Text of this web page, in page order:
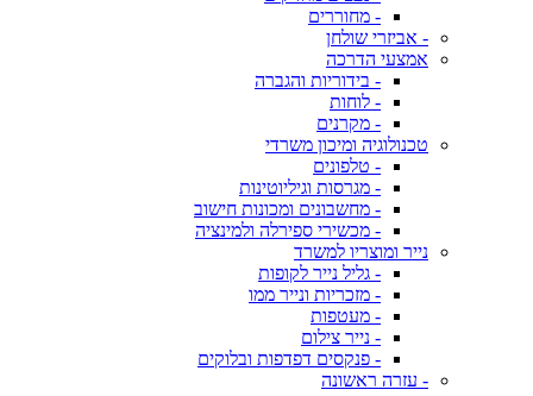
- מחוררים
- אביזרי שולחן
אמצעי הדרכה
- בידוריות והגברה
- לוחות
- מקרנים
טכנולוגיה ומיכון משרדי
- טלפונים
- מגרסות וגיליוטינות
- מחשבונים ומכונות חישוב
- מכשירי ספירלה ולמינציה
נייר ומוצריו למשרד
- גליל נייר לקופות
- מזכריות ונייר ממו
- מעטפות
- נייר צילום
- פנקסים דפדפות ובלוקים
- עזרה ראשונה